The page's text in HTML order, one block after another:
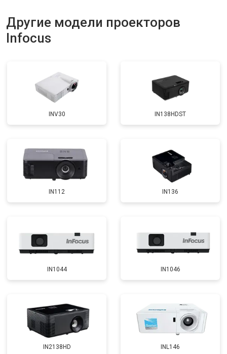
Другие модели проекторов
Infocus
INV30 IN138HDST
IN112 IN136
IN1044 IN1046
IN2138HD INL146